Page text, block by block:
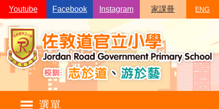
移至主內容
Youtube Facebook Instagram 家課冊 ENG
選單
Main